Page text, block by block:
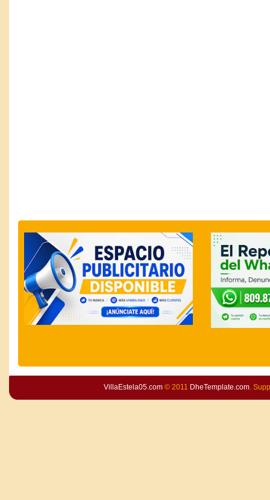
VillaEstela05.com© 2011 DheTemplate.com.